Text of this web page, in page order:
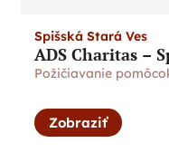
Spišská Stará Ves
ADS Charitas –
Požičiavanie
Zobraziť